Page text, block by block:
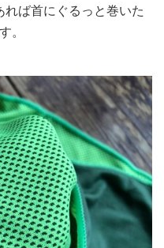
ば首にぐるっと巻いた
。